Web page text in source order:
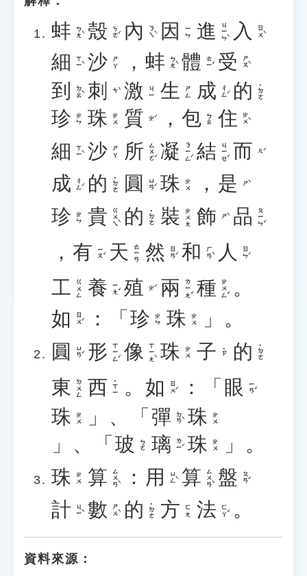
蚌 ㄅㄤˋ 殼 ㄎㄜˊ 內 ㄋㄟˋ 因 ㄧㄣ 進 ㄐㄧㄣˋ 入 ㄖㄨˋ
細 ㄒㄧˋ 沙 ㄕㄚ ， 蚌 ㄅㄤˋ 體 ㄊㄧˇ 受 ㄕㄡˋ
到 ㄉㄠˋ 刺 ㄘˋ 激 ㄐㄧ 生 ㄕㄥ 成 ㄔㄥˊ 的 ˙ㄉㄜ
珍 ㄓㄣ 珠 ㄓㄨ 質 ㄓˊ ， 包 ㄅㄠ 住 ㄓㄨˋ
細 ㄒㄧˋ 沙 ㄕㄚ 所 ㄙㄨㄛˇ 凝 ㄋㄧㄥˊ 結 ㄐㄧㄝˊ 而 ㄦˊ
成 ㄔㄥˊ 的 ˙ㄉㄜ 圓 ㄩㄢˊ 珠 ㄓㄨ ， 是 ㄕˋ
珍 ㄓㄣ 貴 ㄍㄨㄟˋ 的 ˙ㄉㄜ 裝 ㄓㄨㄤ 飾 ㄕˋ 品 ㄆㄧㄣˇ
， 有 ㄧㄡˇ 天 ㄊㄧㄢ 然 ㄖㄢˊ 和 ㄏㄢˋ 人 ㄖㄣˊ
工 ㄍㄨㄥ 養 ㄧㄤˇ 殖 ㄓˊ 兩 ㄌㄧㄤˇ 種 ㄓㄨㄥˇ 。
如 ㄖㄨˊ ：「 珍 ㄓㄣ 珠 ㄓㄨ
」。
圓 ㄩㄢˊ 形 ㄒㄧㄥˊ 像 ㄒㄧㄤˋ 珠 ㄓㄨ 子 ˙ㄗ 的 ˙ㄉㄜ
東 ㄉㄨㄥ 西 ˙ㄒㄧ 。 如 ㄖㄨˊ ：「 眼 ㄧㄢˇ
珠 ㄓㄨ 」、「 彈 ㄉㄢˋ 珠 ㄓㄨ
」、「 玻 ㄅㄛ 璃 ㄌㄧˊ 珠 ㄓㄨ
」。
珠 ㄓㄨ 算 ㄙㄨㄢˋ ： 用 ㄩㄥˋ 算 ㄙㄨㄢˋ 盤 ㄆㄢˊ
計 ㄐㄧˋ 數 ㄕㄨˋ 的 ˙ㄉㄜ 方 ㄈㄤ 法 ㄈㄚˇ 。
資料來源：